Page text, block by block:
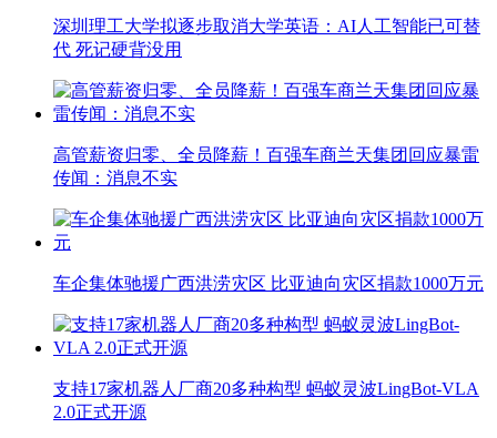
深圳理工大学拟逐步取消大学英语：AI人工智能已可替
代 死记硬背没用
高管薪资归零、全员降薪！百强车商兰天集团回应暴雷
传闻：消息不实
车企集体驰援广西洪涝灾区 比亚迪向灾区捐款1000万元
支持17家机器人厂商20多种构型 蚂蚁灵波LingBot-VLA
2.0正式开源